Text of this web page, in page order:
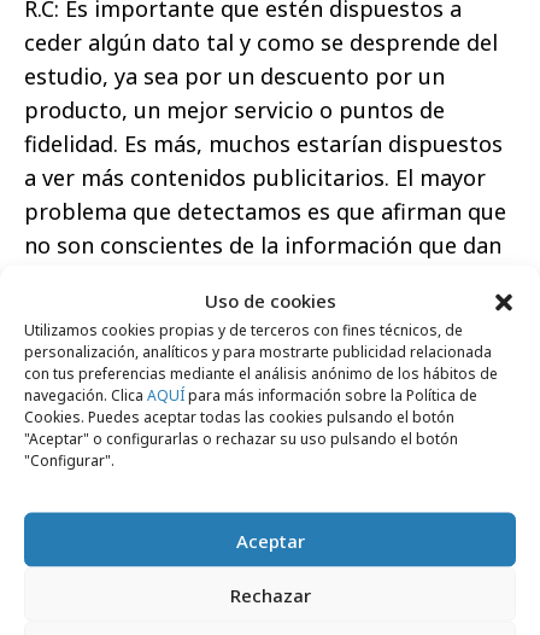
Uso de cookies
Utilizamos cookies propias y de terceros con fines técnicos, de
personalización, analíticos y para mostrarte publicidad relacionada
con tus preferencias mediante el análisis anónimo de los hábitos de
navegación. Clica AQUÍpara más información sobre la Política de
Cookies. Puedes aceptar todas las cookies pulsando el botón
"Aceptar" o configurarlas o rechazar su uso pulsando el botón
"Configurar".
Aceptar
Rechazar
R.C: Es importante que estén dispuestos a
ceder algún dato tal y como se desprende del
estudio, ya sea por un descuento por un
producto, un mejor servicio o puntos de
fidelidad. Es más, muchos estarían dispuestos
a ver más contenidos publicitarios. El mayor
problema que detectamos es que afirman que
no son conscientes de la información que dan
Más transparencia.
Esto choca con los adblockers, uno de los
temas de mayor actualidad
Cecilia Francoli (Head of Marketing): La
destacadas, es“derecho al anonimato”, con
respuestas en plan “deja de perseguirme” o “no
quiero que tengas mi información o me